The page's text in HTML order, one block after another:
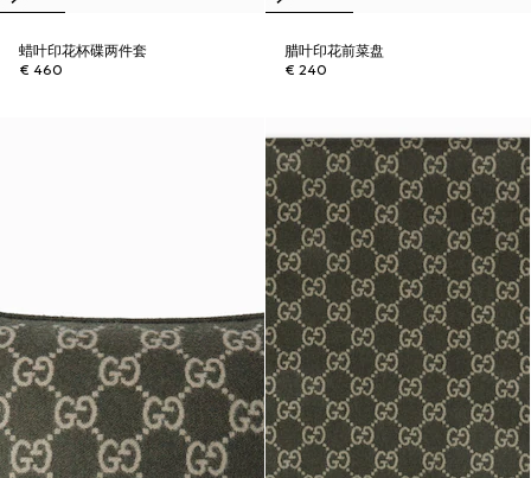
蜡叶印花杯碟两件套
€ 460
腊叶印花前菜盘
€ 240